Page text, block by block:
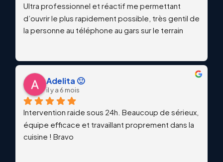
Ultra professionnel et réactif me permettant
d’ouvrir le plus rapidement possible, très gentil de
la personne au téléphone au gars sur le terrain
Adelita 🙂
il y a 6 mois
Intervention raide sous 24h. Beaucoup de sérieux,
équipe efficace et travaillant proprement dans la
cuisine ! Bravo